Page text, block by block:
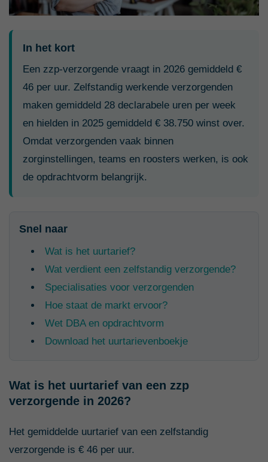
In het kort
Een zzp-verzorgende vraagt in 2026 gemiddeld €
46 per uur. Zelfstandig werkende verzorgenden
maken gemiddeld 28 declarabele uren per week
en hielden in 2025 gemiddeld € 38.750 winst over.
Omdat verzorgenden vaak binnen
zorginstellingen, teams en roosters werken, is ook
de opdrachtvorm belangrijk.
Snel naar
Wat is het uurtarief?
Wat verdient een zelfstandig verzorgende?
Specialisaties voor verzorgenden
Hoe staat de markt ervoor?
Wet DBA en opdrachtvorm
Download het uurtarievenboekje
Wat is het uurtarief van een zzp
verzorgende in 2026?
Het gemiddelde uurtarief van een zelfstandig
verzorgende is € 46 per uur.